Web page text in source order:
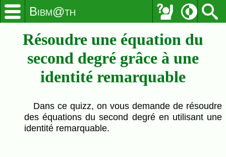
Bibm@th
Résoudre une équation du
second degré grâce à une
identité remarquable
Dans ce quizz, on vous demande de résoudre
des équations du second degré en utilisant une
identité remarquable.